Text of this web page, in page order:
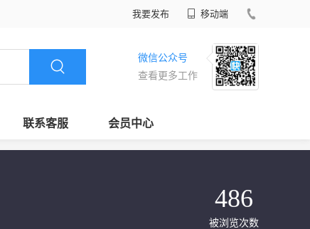
我要发布 移动端
微信公众号
查看更多工作
联系客服 会员中心
486
被浏览次数